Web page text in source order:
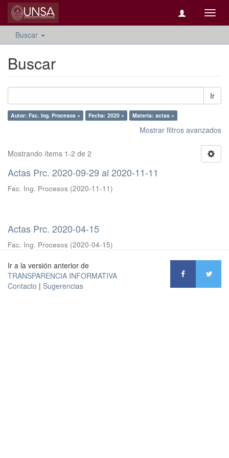
Buscar
Buscar
Ir
Autor: Fac. Ing. Procesos × Fecha: 2020 × Materia: actas ×
Mostrar filtros avanzados
Mostrando ítems 1-2 de 2
Actas Prc. 2020-09-29 al 2020-11-11
Fac. Ing. Procesos (2020-11-11)
Actas Prc. 2020-04-15
Fac. Ing. Procesos (2020-04-15)
Ir a la versión anterior de
TRANSPARENCIA INFORMATIVA
Contacto | Sugerencias